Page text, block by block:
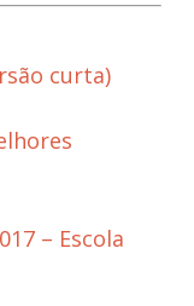
curta)
– Escola